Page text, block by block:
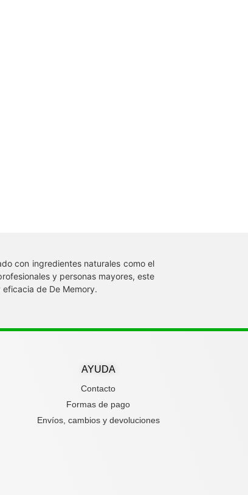
con ingredientes naturales como el
y personas mayores, este
de De Memory.
AYUDA
Contacto
Formas de pago
Envíos, cambios y devoluciones